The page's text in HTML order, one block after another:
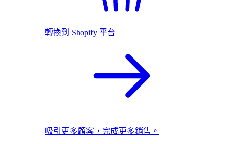
轉換到 Shopify 平台
吸引更多顧客，完成更多銷售。